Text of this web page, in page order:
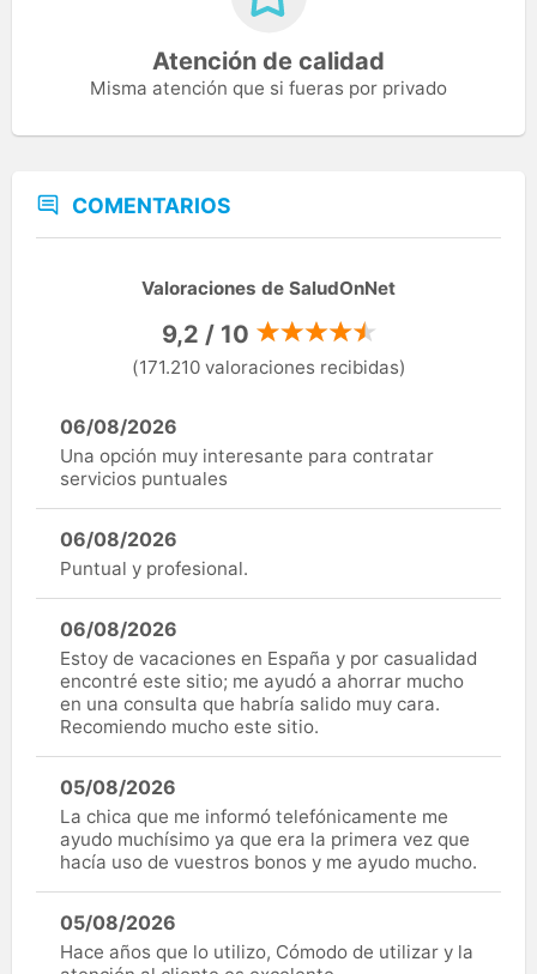
Atención de calidad
Misma atención que si fueras por privado
COMENTARIOS
Valoraciones de SaludOnNet
9,2 / 10
(171.210 valoraciones recibidas)
06/08/2026
Una opción muy interesante para contratar
servicios puntuales
06/08/2026
Puntual y profesional.
06/08/2026
Estoy de vacaciones en España y por casualidad
encontré este sitio; me ayudó a ahorrar mucho
en una consulta que habría salido muy cara.
Recomiendo mucho este sitio.
05/08/2026
La chica que me informó telefónicamente me
ayudo muchísimo ya que era la primera vez que
hacía uso de vuestros bonos y me ayudo mucho.
05/08/2026
Hace años que lo utilizo, Cómodo de utilizar y la